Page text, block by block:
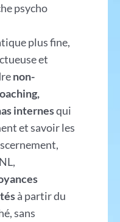
psycho
plus fine,
et
non-
internesqui
et savoir les
à partir du
sans